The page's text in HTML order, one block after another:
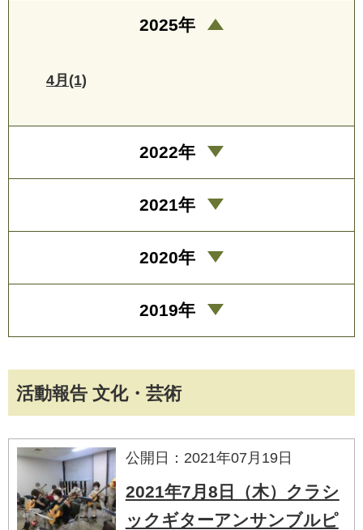
活動報告 文化・芸術
公開日：2021年07月19日
2021年7月8日（木）クラシ
ックギターアンサンブルピ
2025年
4月(1)
2022年
2021年
2020年
2019年